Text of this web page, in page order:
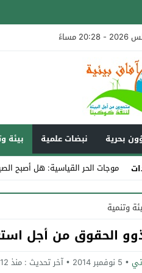
بحرية نبضات علمية بيئة
موجات الحر القياسية: هل أصبح
Stop
Previous
Next
وتنمية
الحقوق من أجل
5 نوفمبر 2014 آخر تحديث : منذ 12 سنة